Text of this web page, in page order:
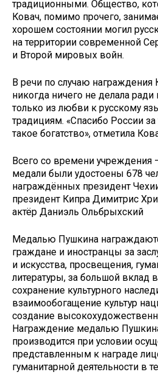
традиционными. Общество,
Ковач, помимо прочего,
хорошем состоянии могил
на территории современной
и Второй мировых войн.
В речи по случаю награждения
никогда ничего не делала
только из любви к русскому
традициям. «Спасибо России за
такое богатство», отметила
Всего со времени учреждения
медали были удостоены 678
награждённых президент
президент Кипра Димитрис
актёр Даниэль Ольбрыхский
Медалью Пушкина
граждане и иностранцы за
и искусства, просвещения,
литературы, за большой вклад
сохранение культурного
взаимообогащение культур
создание
Награждение медалью
производится при условии
представленным к награде
гуманитарной деятельности в